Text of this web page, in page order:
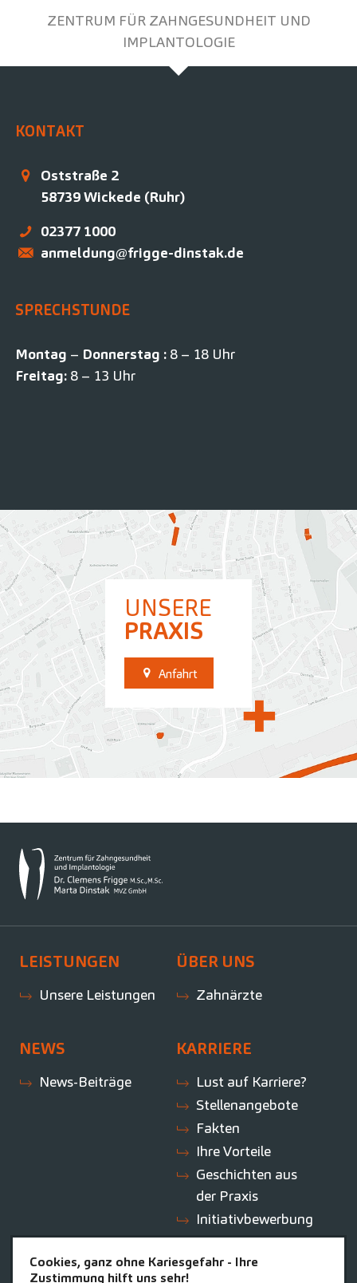
UNSERE
PRAXIS
Anfahrt
ZENTRUM FÜR ZAHNGESUNDHEIT UND
IMPLANTOLOGIE
KONTAKT
Oststraße 2
58739Wickede (Ruhr)
02377 1000
anmeldung@frigge-dinstak.de
SPRECHSTUNDE
Montag – Donnerstag : 8 – 18 Uhr
Freitag: 8 – 13 Uhr
LEISTUNGEN
Unsere Leistungen
ÜBER UNS
Zahnärzte
NEWS
News-Beiträge
KARRIERE
Lust auf Karriere?
Stellenangebote
Fakten
Ihre Vorteile
Geschichten aus
der Praxis
Initiativbewerbung
ZAHNEINS
Cookies, ganz ohne Kariesgefahr - Ihre
Zustimmung hilft uns sehr!